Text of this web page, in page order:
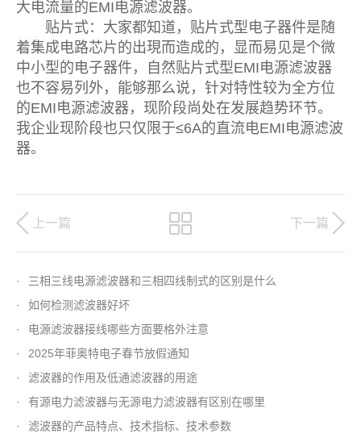
大电流量的EMI电源滤波器。
贴片式：大家都知道，贴片式型电子器件是随
着集成电路芯片的出現而造成的，显而易见是个微
中小型的电子器件，自然贴片式型EMI电源滤波器
也不容易列外，能够那么说，针对特性较为全方位
的EMI电源滤波器，现阶段尚处在发展趋势环节。
我企业现阶段也只仅限于≤6A的直流电EMI电源滤波
器。
上一篇 下一篇
·
三相三线电源滤波器和三相四线制式的区别是什么
·
如何检测滤波器好坏
·
电源滤波器接线哪些方面要格外注意
·
2025年菲奥特电子春节放假通知
·
滤波器的作用及低通滤波器的用途
·
有源电力滤波器与无源电力滤波器有区别在哪里
·
滤波器的产品特点、技术指标、技术参数